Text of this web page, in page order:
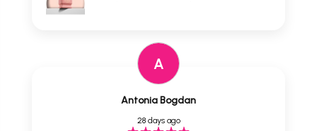
A
Antonia Bogdan
28 days ago